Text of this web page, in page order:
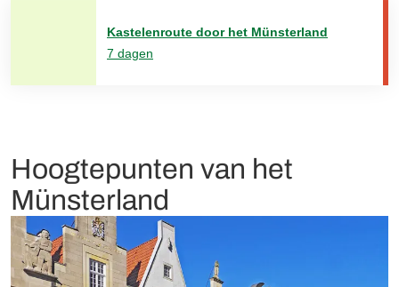
Kastelenroute door het Münsterland
7 dagen
Hoogtepunten van het
Münsterland